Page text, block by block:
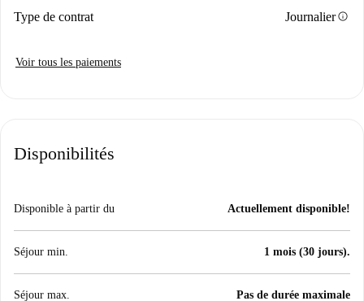
Type de contrat Journalierinfo
Voir tous les paiements
Disponibilités
Disponible à partir du Actuellement disponible!
Séjour min. 1 mois (30 jours).
Séjour max. Pas de durée maximale